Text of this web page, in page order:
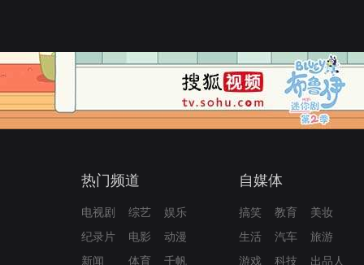
热门频道
电视剧 综艺
娱乐
纪录片
电影
动漫
新闻
体育 千帆
自媒体
搞笑 教育
美妆
生活
汽车
旅游
游戏
科技 出品人